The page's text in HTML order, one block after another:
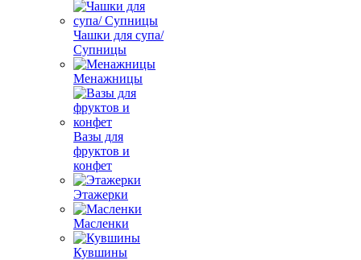
Чашки для супа/
Супницы
Менажницы
Вазы для
фруктов и
конфет
Этажерки
Масленки
Кувшины